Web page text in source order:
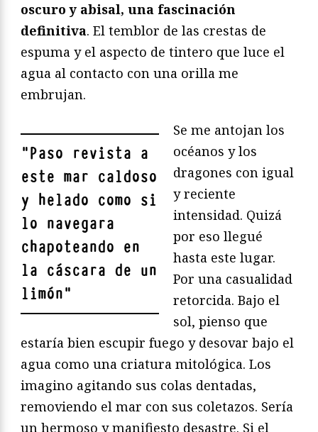
oscuro y abisal, una fascinación
definitiva. El temblor de las crestas de
espuma y el aspecto de tintero que luce el
agua al contacto con una orilla me
embrujan.
"Paso revista a
este mar caldoso
y helado como si
lo navegara
chapoteando en
la cáscara de un
limón"
Se me antojan los
océanos y los
dragones con igual
y reciente
intensidad. Quizá
por eso llegué
hasta este lugar.
Por una casualidad
retorcida. Bajo el
sol, pienso que
estaría bien escupir fuego y desovar bajo el
agua como una criatura mitológica. Los
imagino agitando sus colas dentadas,
removiendo el mar con sus coletazos. Sería
un hermoso y manifiesto desastre. Si el